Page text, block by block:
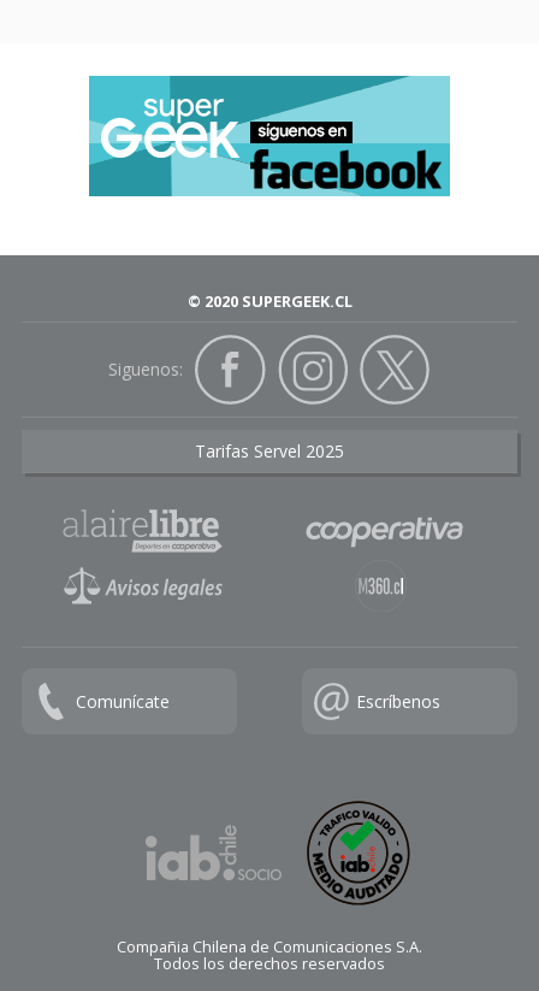
© 2020 SUPERGEEK.CL
Siguenos:
Tarifas Servel 2025
Comunícate Escríbenos
Compañia Chilena de Comunicaciones S.A.
Todos los derechos reservados